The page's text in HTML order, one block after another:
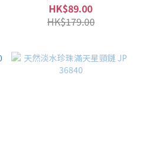
HK$89.00
HK$179.00